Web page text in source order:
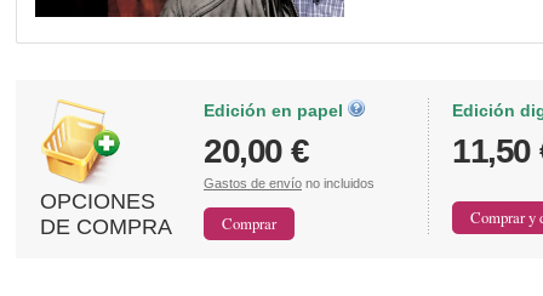
OPCIONES
DE COMPRA
Edición en papel
20,00 €
Gastos de envío no incluidos
Edición
11,50